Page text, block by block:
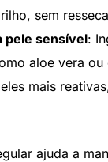
sem
pele sensível:
aloe vera ou
mais
ajuda a